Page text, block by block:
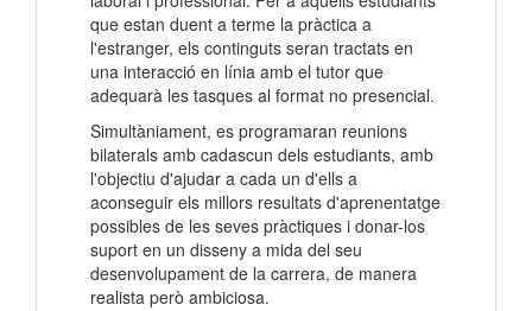
que estan duent a terme la pràctica a
l'estranger, els continguts seran tractats en
una interacció en línia amb el tutor que
adequarà les tasques al format no presencial.
Simultàniament, es programaran reunions
bilaterals amb cadascun dels estudiants, amb
l'objectiu d'ajudar a cada un d'ells a
aconseguir els millors resultats d'aprenentatge
possibles de les seves pràctiques i donar-los
suport en un disseny a mida del seu
desenvolupament de la carrera, de manera
realista però ambiciosa.